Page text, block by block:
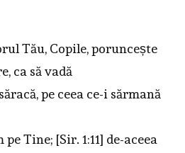
Tău, Copile, poruncește
ca să vadă
pe ceea ce-i sărmană
Tine; [Sir. 1:11] de-aceea